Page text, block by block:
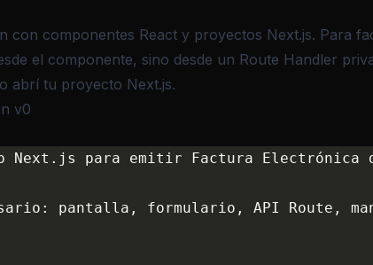
con componentes React y proyectos Next.js. Para
el componente, sino desde un Route Handler
abrí tu proyecto Next.js.
v0
Next.js para emitir Factura Electrónica de
pantalla, formulario, API Route,